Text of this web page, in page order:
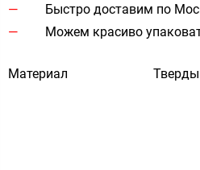
Быстро доставим по
Можем красиво
Материал